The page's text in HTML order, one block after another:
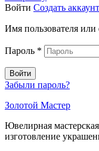
Войти Создать аккаунт
Имя пользователя или
Пароль *
Войти
Забыли пароль?
Золотой Мастер
Ювелирная
изготовление